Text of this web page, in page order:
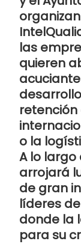
las
quieren
o la
A lo largo
arrojará
de gran
líderes
donde la
para su